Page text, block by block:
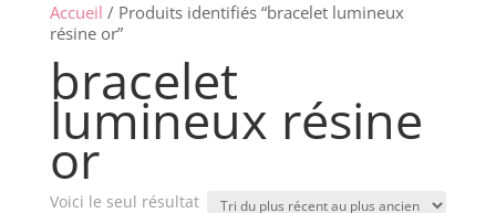
Accueil / Produits identifiés “bracelet lumineux
résine or”
bracelet
lumineux résine
or
Voici le seul résultat